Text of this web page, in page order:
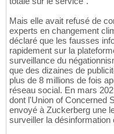
Mais elle avait refusé de
experts en changement
déclaré que les fausses
rapidement sur la
surveillance du
que des dizaines de
plus de 8 millions de fois
réseau social. En mars
dont l'Union of Concerned
envoyé à Zuckerberg une
surveiller la désinformation